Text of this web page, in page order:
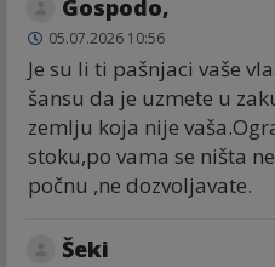
Gospodo,
05.07.2026 10:56
Je su li ti pašnjaci vaše
šansu da je uzmete u
zemlju koja nije
stoku,po vama se ništa
počnu ,ne dozvoljavate.
Šeki